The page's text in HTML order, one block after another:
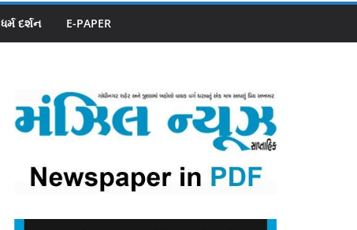
ધર્મ દર્શન E-PAPER